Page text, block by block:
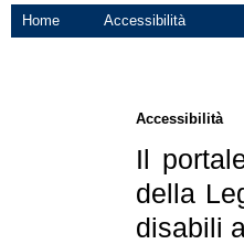
Home Accessibilità
Accessibilità
Il
della
disabili